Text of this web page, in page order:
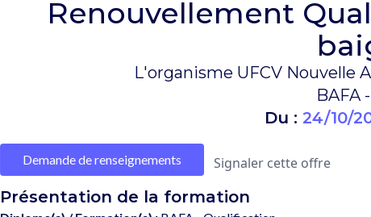
Renouvellement
L'organisme UFCV Nouvelle
BAFA
Du : 24/10/
Demande de renseignements Signaler cette offre
Présentation de la formation